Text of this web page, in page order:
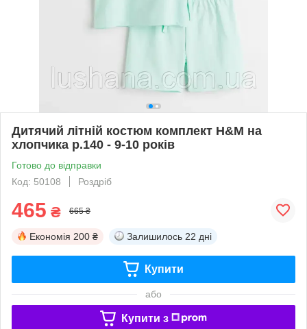
Дитячий літній костюм комплект H&M на
хлопчика р.140 - 9-10 років
Готово до відправки
Код: 50108
Роздріб
465 ₴ 665 ₴
Економія 200 ₴ Залишилось 22 дні
Купити
або
Купити з